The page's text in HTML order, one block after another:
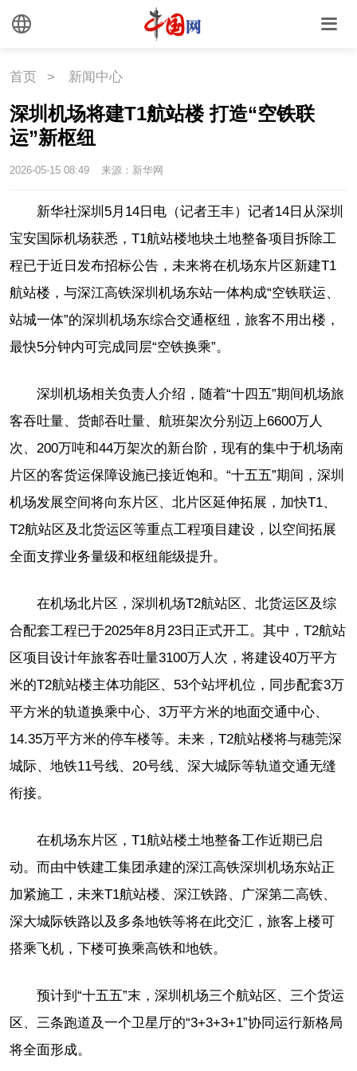
首页 > 新闻中心
深圳机场将建T1航站楼 打造“空铁联
运”新枢纽
2026-05-15 08:49 来源：新华网
新华社深圳5月14日电（记者王丰）记者14日从深圳
宝安国际机场获悉，T1航站楼地块土地整备项目拆除工
程已于近日发布招标公告，未来将在机场东片区新建T1
航站楼，与深江高铁深圳机场东站一体构成“空铁联运、
站城一体”的深圳机场东综合交通枢纽，旅客不用出楼，
最快5分钟内可完成同层“空铁换乘”。
深圳机场相关负责人介绍，随着“十四五”期间机场旅
客吞吐量、货邮吞吐量、航班架次分别迈上6600万人
次、200万吨和44万架次的新台阶，现有的集中于机场南
片区的客货运保障设施已接近饱和。“十五五”期间，深圳
机场发展空间将向东片区、北片区延伸拓展，加快T1、
T2航站区及北货运区等重点工程项目建设，以空间拓展
全面支撑业务量级和枢纽能级提升。
在机场北片区，深圳机场T2航站区、北货运区及综
合配套工程已于2025年8月23日正式开工。其中，T2航站
区项目设计年旅客吞吐量3100万人次，将建设40万平方
米的T2航站楼主体功能区、53个站坪机位，同步配套3万
平方米的轨道换乘中心、3万平方米的地面交通中心、
14.35万平方米的停车楼等。未来，T2航站楼将与穗莞深
城际、地铁11号线、20号线、深大城际等轨道交通无缝
衔接。
在机场东片区，T1航站楼土地整备工作近期已启
动。而由中铁建工集团承建的深江高铁深圳机场东站正
加紧施工，未来T1航站楼、深江铁路、广深第二高铁、
深大城际铁路以及多条地铁等将在此交汇，旅客上楼可
搭乘飞机，下楼可换乘高铁和地铁。
预计到“十五五”末，深圳机场三个航站区、三个货运
区、三条跑道及一个卫星厅的“3+3+3+1”协同运行新格局
将全面形成。